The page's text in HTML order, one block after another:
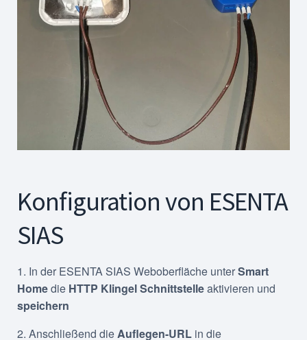
Konfiguration von ESENTA
SIAS
1. In der ESENTA SIAS Weboberfläche unterSmart
Homedie HTTP Klingel Schnittstelleaktivieren und
speichern
2. Anschließend dieAuflegen-URL in die